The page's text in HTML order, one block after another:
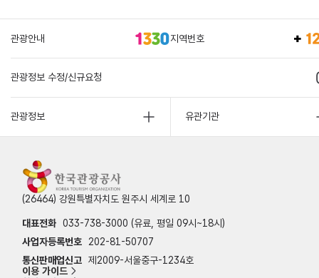
관광안내 지역번호
관광정보 수정/신규요청
관광정보 유관기관
(26464) 강원특별자치도 원주시 세계로 10
대표전화 033-738-3000 (유료, 평일 09시~18시)
사업자등록번호
202-81-50707
통신판매업신고 제2009-서울중구-1234호
이용 가이드